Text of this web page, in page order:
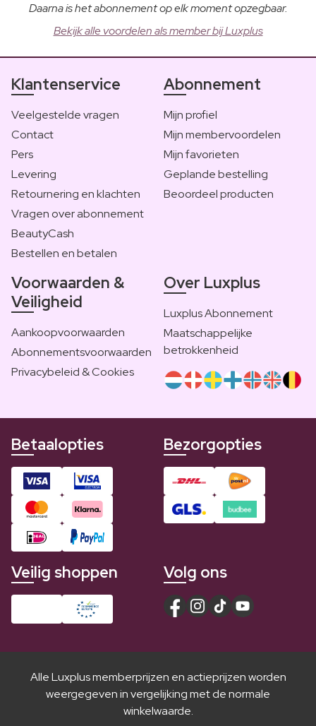
Daarna is het abonnement op elk moment opzegbaar.
Bekijk alle voordelen als member bij Luxplus
Klantenservice
Veelgestelde vragen
Contact
Pers
Levering
Retournering en klachten
Vragen over abonnement
BeautyCash
Bestellen en betalen
Abonnement
Mijn profiel
Mijn membervoordelen
Mijn favorieten
Geplande bestelling
Beoordeel producten
Voorwaarden &
Veiligheid
Aankoopvoorwaarden
Abonnementsvoorwaarden
Privacybeleid & Cookies
Over Luxplus
Luxplus Abonnement
Maatschappelijke
betrokkenheid
Betaalopties Bezorgopties
Veilig shoppen Volg ons
Alle Luxplus memberprijzen en actieprijzen worden
weergegeven in vergelijking met de normale
winkelwaarde.